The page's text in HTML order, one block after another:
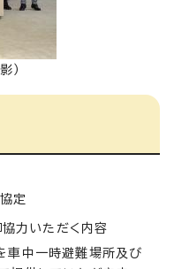
）
定
力いただく内容
車中一時避難場所及び